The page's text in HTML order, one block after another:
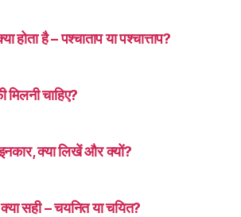
होता है – पश्चाताप या पश्चात्ताप?
मिलनी चाहिए?
क्या लिखें और क्यों?
सही – चयनित या चयित?